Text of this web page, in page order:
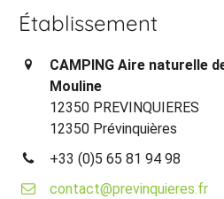
Établissement
CAMPING Aire naturelle
Mouline
12350 PREVINQUIERES
12350 Prévinquières
+33 (0)5 65 81 94 98
contact@previnquieres.fr